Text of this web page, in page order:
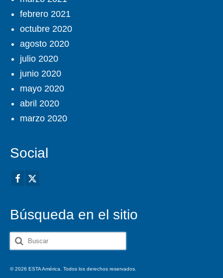
febrero 2021
octubre 2020
agosto 2020
julio 2020
junio 2020
mayo 2020
abril 2020
marzo 2020
Social
Búsqueda en el sitio
Buscar
© 2026 ESTA América. Todos los derechos reservados.